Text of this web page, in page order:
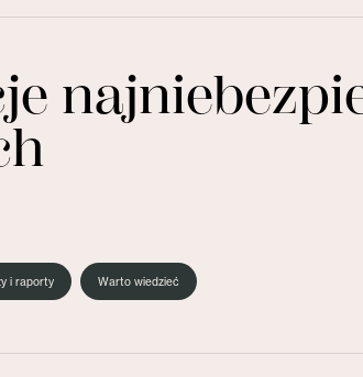
i raporty Warto wiedzieć